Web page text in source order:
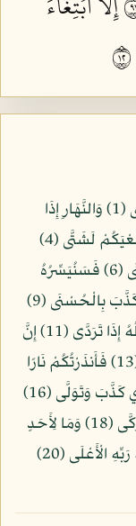
بِسْمِ اللّهِ الرَّحْمنِ الرَّحِيمِ وَاللَّيْلِ إِذَا يَغْشَى (1) وَالنَّهَارِ إِذَا
تَجَلَّى (2) وَمَا خَلَقَ الذَّكَرَ وَالْأُنثَى (3) إِنَّ سَعْيَكُمْ لَشَتَّى (4)
فَأَمَّا مَن أَعْطَى وَاتَّقَى (5) وَصَدَّقَ بِالْحُسْنَى (6) فَسَنُيَسِّرُهُ
لِلْيُسْرَى (7) وَأَمَّا مَن بَخِلَ وَاسْتَغْنَى (8) وَكَذَّبَ بِالْحُسْنَى (9)
فَسَنُيَسِّرُهُ لِلْعُسْرَى (10) وَمَا يُغْنِي عَنْهُ مَالُهُ إِذَا تَرَدَّى (11) إِنَّ
عَلَيْنَا لَلْهُدَى (12) وَإِنَّ لَنَا لَلْآخِرَةَ وَالْأُولَى (13) فَأَنذَرْتُكُمْ نَارًا
تَلَظَّى (14) لَا يَصْلَاهَا إِلَّا الْأَشْقَى (15) الَّذِي كَذَّبَ وَتَوَلَّى (16)
وَسَيُجَنَّبُهَا الْأَتْقَى (17) الَّذِي يُؤْتِي مَالَهُ يَتَزَكَّى (18) وَمَا لِأَحَدٍ
عِندَهُ مِن نِّعْمَةٍ تُجْزَى (19) إِلَّا ابْتِغَاء وَجْهِ رَبِّهِ الْأَعْلَى (20)